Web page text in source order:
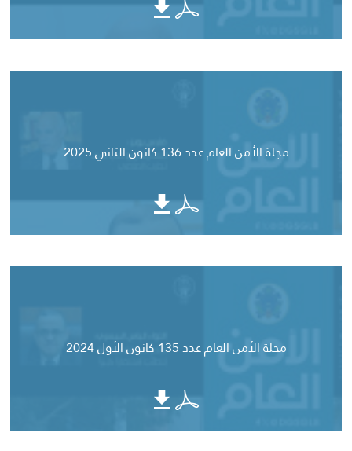
مجلة الأمن العام عدد 136 كانون الثاني 2025
مجلة الأمن العام عدد 135 كانون الأول 2024